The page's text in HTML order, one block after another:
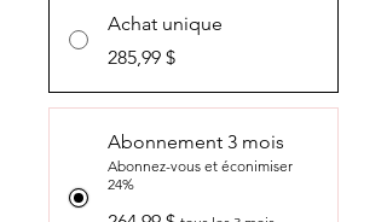
Achat unique
285,99 $
Abonnement 3 mois
Abonnez-vous et éconimiser
24%